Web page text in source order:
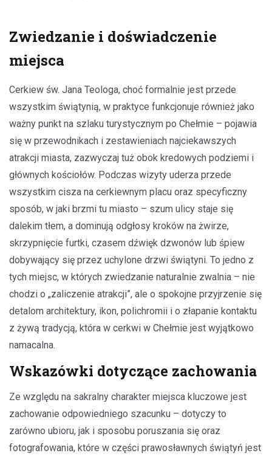
Zwiedzanie i doświadczenie
miejsca
Cerkiew św. Jana Teologa, choć formalnie jest przede
wszystkim świątynią, w praktyce funkcjonuje również jako
ważny punkt na szlaku turystycznym po Chełmie – pojawia
się w przewodnikach i zestawieniach najciekawszych
atrakcji miasta, zazwyczaj tuż obok kredowych podziemi i
głównych kościołów. Podczas wizyty uderza przede
wszystkim cisza na cerkiewnym placu oraz specyficzny
sposób, w jaki brzmi tu miasto – szum ulicy staje się
dalekim tłem, a dominują odgłosy kroków na żwirze,
skrzypnięcie furtki, czasem dźwięk dzwonów lub śpiew
dobywający się przez uchylone drzwi świątyni. To jedno z
tych miejsc, w których zwiedzanie naturalnie zwalnia – nie
chodzi o „zaliczenie atrakcji”, ale o spokojne przyjrzenie się
detalom architektury, ikon, polichromii i o złapanie kontaktu
z żywą tradycją, która w cerkwi w Chełmie jest wyjątkowo
namacalna.
Wskazówki dotyczące zachowania
Ze względu na sakralny charakter miejsca kluczowe jest
zachowanie odpowiedniego szacunku – dotyczy to
zarówno ubioru, jak i sposobu poruszania się oraz
fotografowania, które w części prawosławnych świątyń jest